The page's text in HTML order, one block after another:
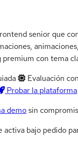
senior que
con tema
Evaluación
Probar la plataforma
demosin
activa bajo pedido